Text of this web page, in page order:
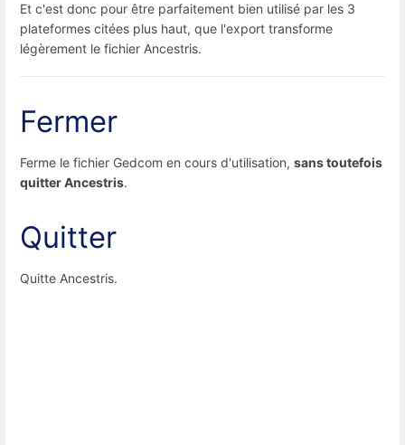
Et c'est donc pour être parfaitement bien utilisé par les 3
plateformes citées plus haut, que l'export transforme
légèrement le fichier Ancestris.
Fermer
Ferme le fichier Gedcom en cours d'utilisation, sans toutefois
quitter Ancestris.
Quitter
Quitte Ancestris.